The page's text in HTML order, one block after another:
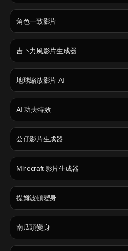
角色一致影片
吉卜力風影片生成器
地球縮放影片 AI
AI 功夫特效
公仔影片生成器
Minecraft 影片生成器
提姆波頓變身
南瓜頭變身